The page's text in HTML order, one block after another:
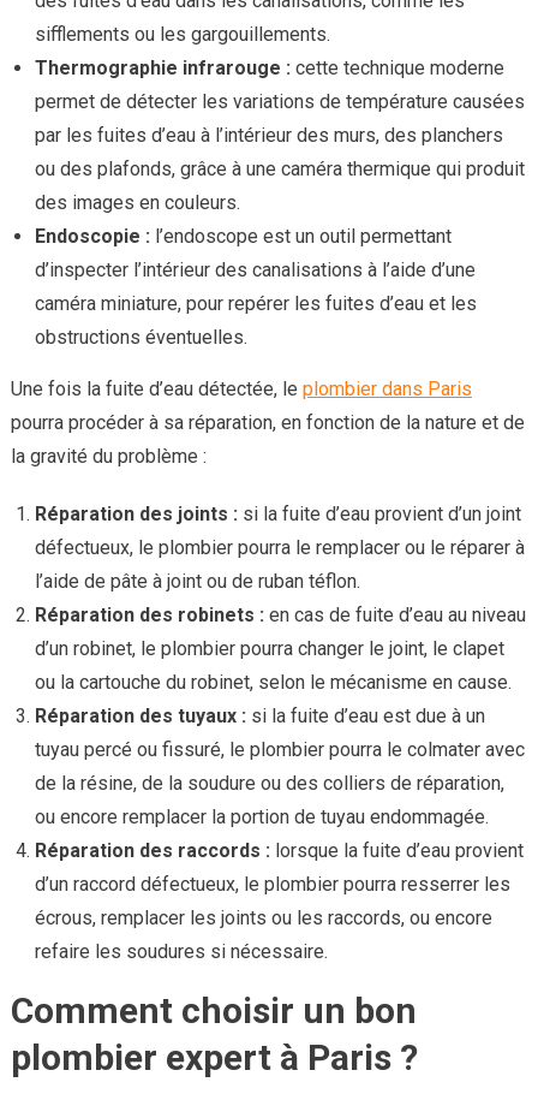
sifflements ou les gargouillements.
Thermographie infrarouge : cette technique moderne
permet de détecter les variations de température causées
par les fuites d’eau à l’intérieur des murs, des planchers
ou des plafonds, grâce à une caméra thermique qui produit
des images en couleurs.
Endoscopie : l’endoscope est un outil permettant
d’inspecter l’intérieur des canalisations à l’aide d’une
caméra miniature, pour repérer les fuites d’eau et les
obstructions éventuelles.
Une fois la fuite d’eau détectée, le plombier dans Paris
pourra procéder à sa réparation, en fonction de la nature et de
la gravité du problème :
Réparation des joints : si la fuite d’eau provient d’un joint
défectueux, le plombier pourra le remplacer ou le réparer à
l’aide de pâte à joint ou de ruban téflon.
Réparation des robinets : en cas de fuite d’eau au niveau
d’un robinet, le plombier pourra changer le joint, le clapet
ou la cartouche du robinet, selon le mécanisme en cause.
Réparation des tuyaux : si la fuite d’eau est due à un
tuyau percé ou fissuré, le plombier pourra le colmater avec
de la résine, de la soudure ou des colliers de réparation,
ou encore remplacer la portion de tuyau endommagée.
Réparation des raccords : lorsque la fuite d’eau provient
d’un raccord défectueux, le plombier pourra resserrer les
écrous, remplacer les joints ou les raccords, ou encore
refaire les soudures si nécessaire.
Comment choisir un bon
plombier expert à Paris ?